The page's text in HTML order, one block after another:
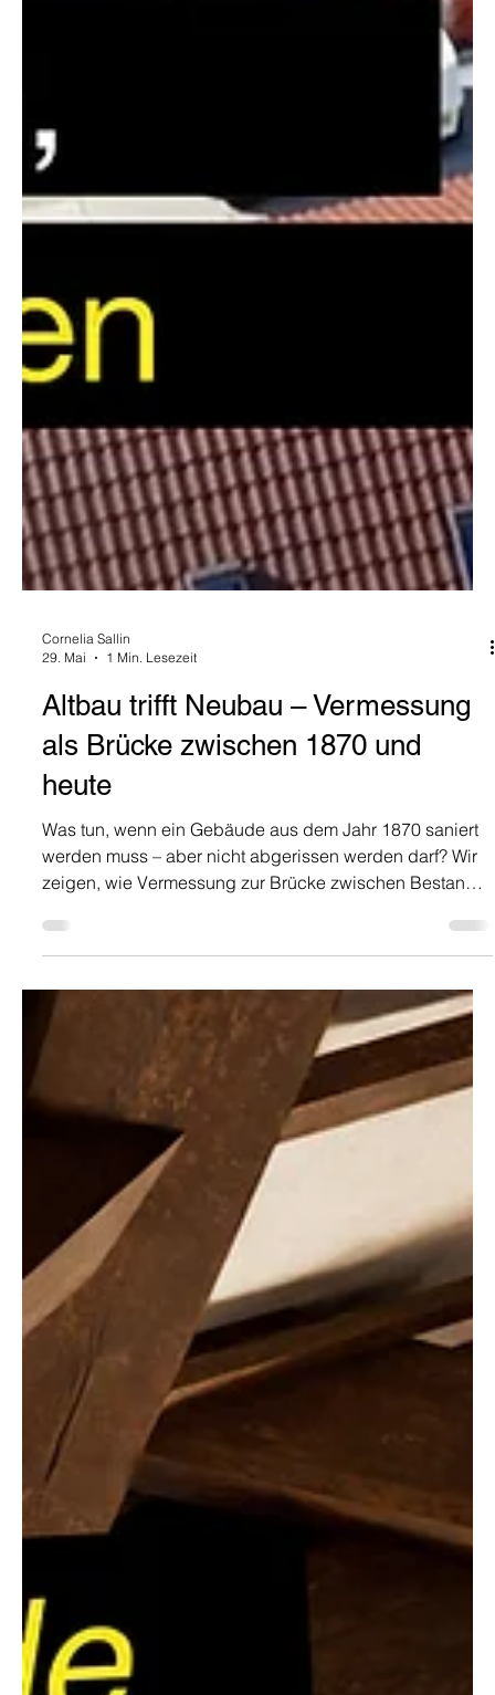
Cornelia Sallin
29. Mai
1 Min. Lesezeit
Altbau trifft Neubau – Vermessung
als Brücke zwischen 1870 und
heute
Was tun, wenn ein Gebäude aus dem Jahr 1870 saniert
zeigen, wie Vermessung zur Brücke zwischen Bestand
und Neubau wird.